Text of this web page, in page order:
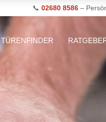
📞 02680 8586 –
TÜRENFINDER